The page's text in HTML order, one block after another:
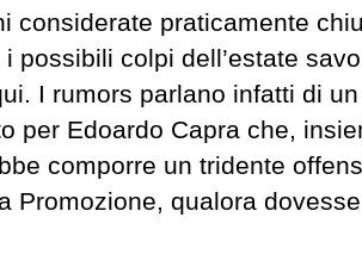
considerate praticamente
possibili colpi dell’estate
I rumors parlano infatti di
per Edoardo Capra che,
comporre un tridente
Promozione, qualora